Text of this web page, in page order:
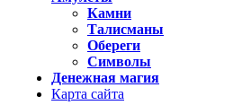
Камни
Талисманы
Обереги
Символы
Денежная магия
Карта сайта